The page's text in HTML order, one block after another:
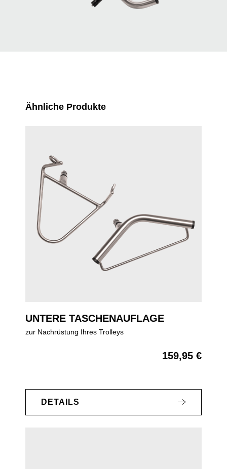
Produktgalerie überspringen
Ähnliche Produkte
UNTERE TASCHENAUFLAGE
zur Nachrüstung Ihres Trolleys
159,95 €
DETAILS